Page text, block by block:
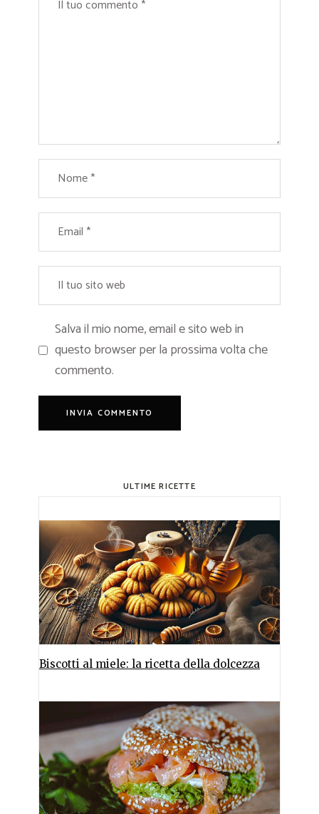
Salva il mio nome, email e sito web in
questo browser per la prossima volta che
commento.
ULTIME RICETTE
Biscotti al miele: la ricetta della dolcezza